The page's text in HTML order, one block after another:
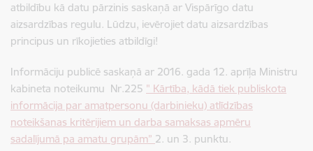
atbildību kā datu pārzinis saskaņā ar Vispārīgo datu
aizsardzības regulu. Lūdzu, ievērojiet datu aizsardzības
principus un rīkojieties atbildīgi!
Informāciju publicē saskaņā ar 2016. gada 12. aprīļa Ministru
kabineta noteikumu Nr.225 " Kārtība, kādā tiek publiskota
informācija par amatpersonu (darbinieku) atlīdzības
noteikšanas kritērijiem un darba samaksas apmēru
sadalījumā pa amatu grupām” 2. un 3. punktu.